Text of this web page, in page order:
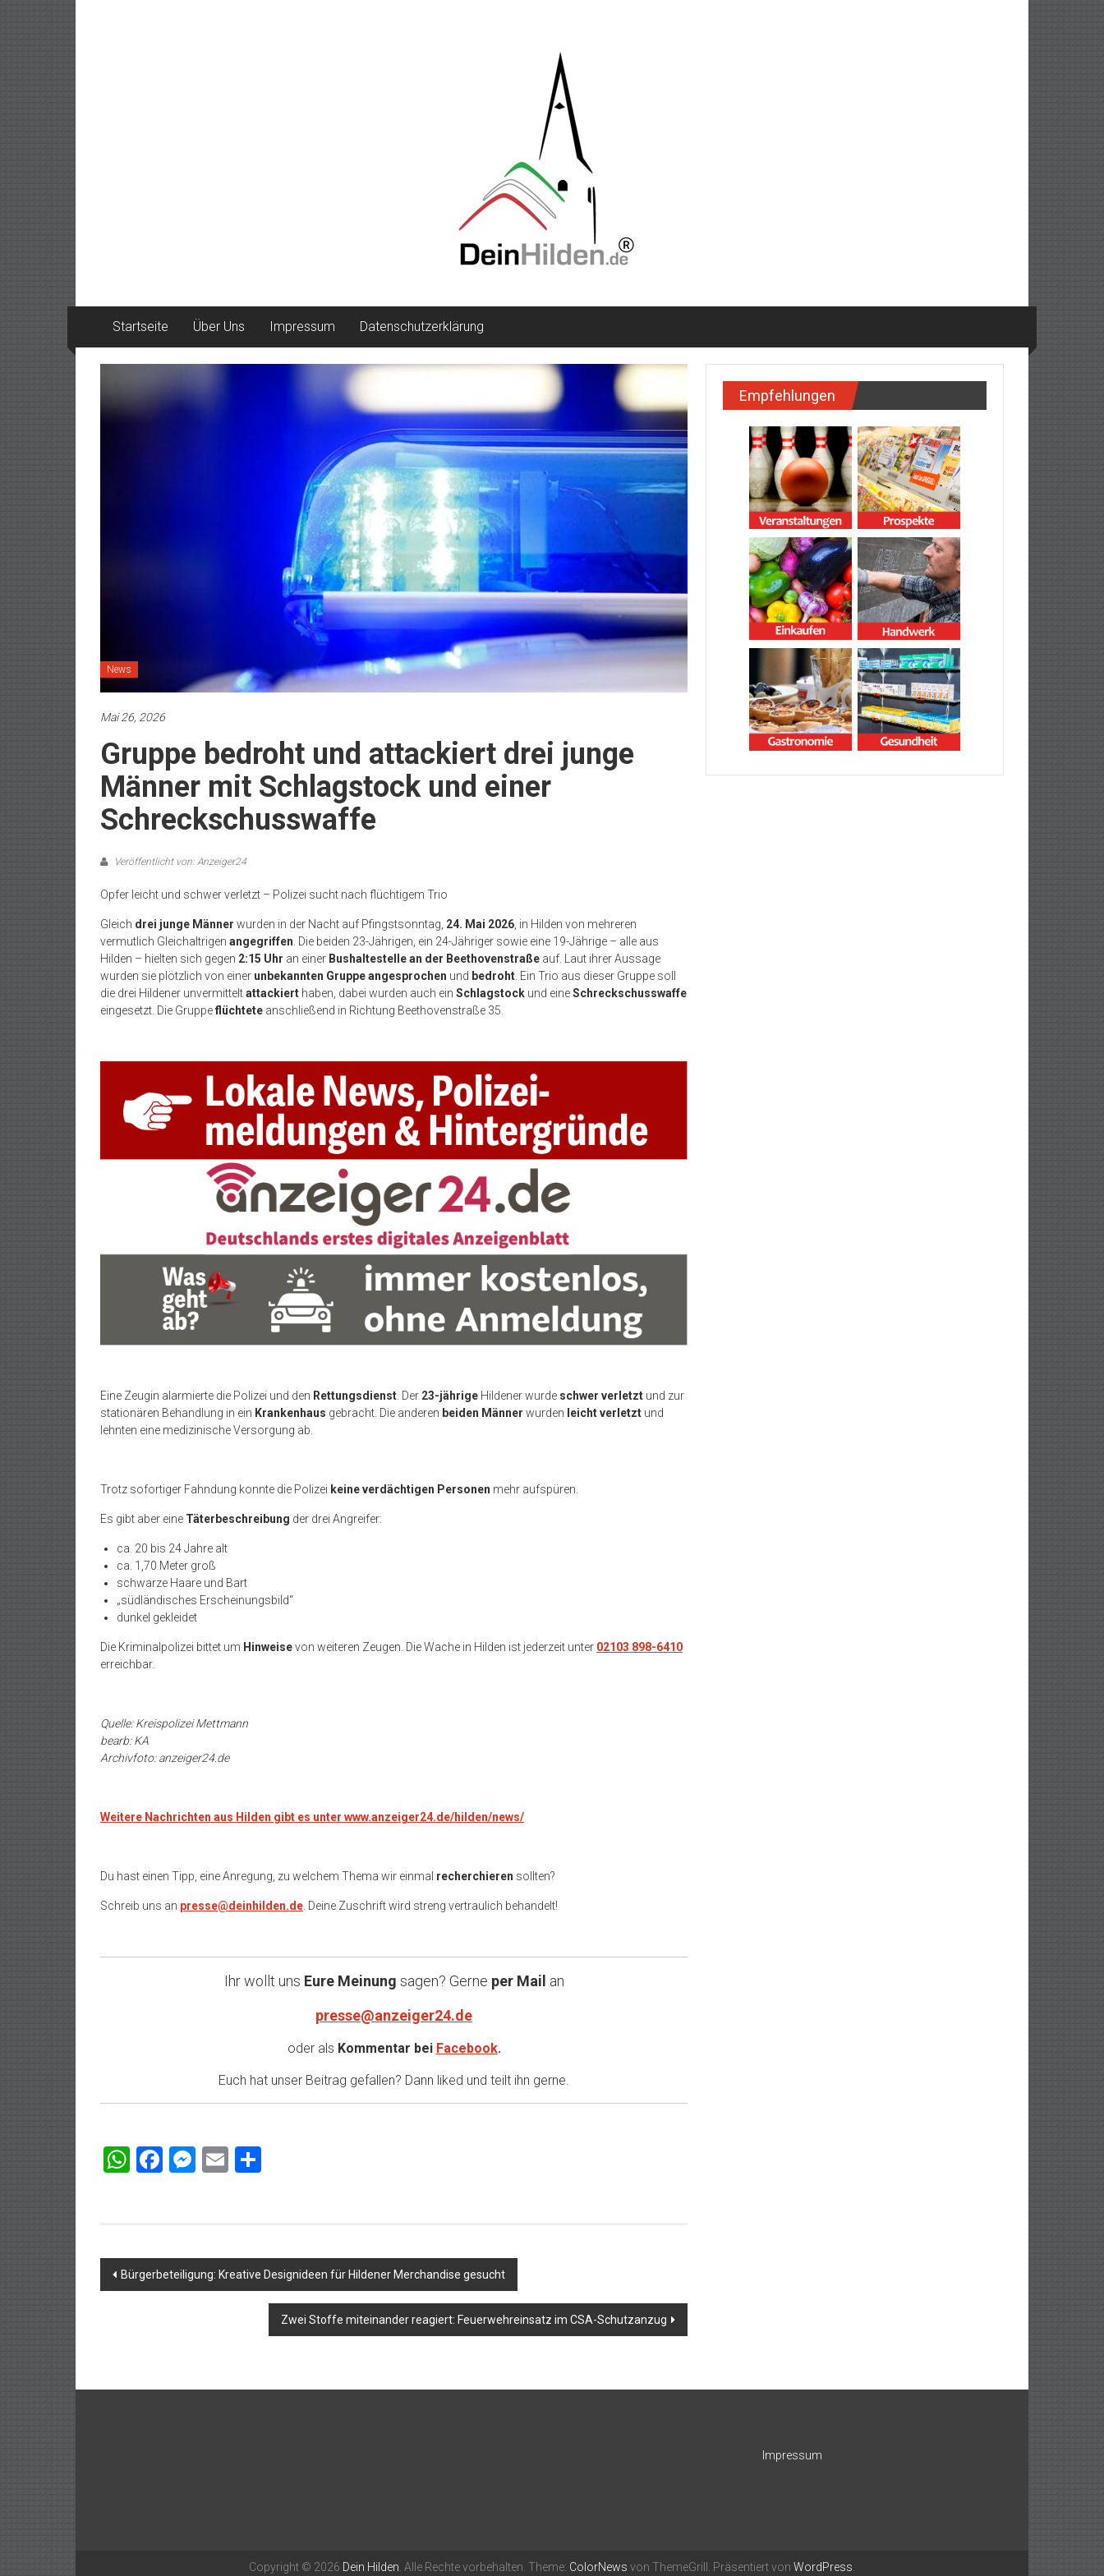
Startseite Über Uns Impressum Datenschutzerklärung
News
Mai 26, 2026
Gruppe bedroht und attackiert drei junge
Männer mit Schlagstock und einer
Schreckschusswaffe
Veröffentlicht von: Anzeiger24
Opfer leicht und schwer verletzt – Polizei sucht nach flüchtigem Trio
Gleich drei junge Männer wurden in der Nacht auf Pfingstsonntag, 24. Mai 2026 , in Hilden von mehreren
vermutlich Gleichaltrigen angegriffen . Die beiden 23-Jährigen, ein 24-Jähriger sowie eine 19-Jährige – alle aus
Hilden – hielten sich gegen 2:15 Uhr an einer Bushaltestelle an der Beethovenstraße auf. Laut ihrer Aussage
wurden sie plötzlich von einer unbekannten Gruppe angesprochen und bedroht . Ein Trio aus dieser Gruppe soll
die drei Hildener unvermitteltattackiert haben, dabei wurden auch ein Schlagstock und eineSchreckschusswaffe
eingesetzt. Die Gruppeflüchtete anschließend in Richtung Beethovenstraße 35.
Eine Zeugin alarmierte die Polizei und den Rettungsdienst . Der 23-jährige Hildener wurde schwer verletzt und zur
stationären Behandlung in ein Krankenhaus gebracht. Die anderen beiden Männer wurden leicht verletzt und
lehnten eine medizinische Versorgung ab.
Trotz sofortiger Fahndung konnte die Polizei keine verdächtigen Personen mehr aufspüren.
Es gibt aber eine Täterbeschreibung der drei Angreifer:
ca. 20 bis 24 Jahre alt
ca. 1,70 Meter groß
schwarze Haare und Bart
„südländisches Erscheinungsbild“
dunkel gekleidet
Die Kriminalpolizei bittet um Hinweisevon weiteren Zeugen. Die Wache in Hilden ist jederzeit unter 02103 898-6410
erreichbar.
Quelle: Kreispolizei Mettmann
bearb: KA
Archivfoto: anzeiger24.de
Weitere Nachrichten aus Hilden gibt es unter www.anzeiger24.de/hilden/news/
Du hast einen Tipp, eine Anregung, zu welchem Thema wir einmal recherchieren sollten?
Schreib uns an presse@deinhilden.de . Deine Zuschrift wird streng vertraulich behandelt!
Ihr wollt uns Eure Meinung sagen? Gerne per Mail an
presse@anzeiger24.de
oder als Kommentar bei Facebook.
Euch hat unser Beitrag gefallen? Dann liked und teilt ihn gerne.
WhatsApp
Facebook
Messenger
Email
Beitragsnavigation
Bürgerbeteiligung: Kreative Designideen für Hildener Merchandise gesucht
Zwei Stoffe miteinander reagiert: Feuerwehreinsatz im CSA-Schutzanzug
Empfehlungen
Impressum
Copyright © 2026 Dein Hilden . Alle Rechte vorbehalten. Theme: ColorNews von ThemeGrill. Präsentiert von WordPress